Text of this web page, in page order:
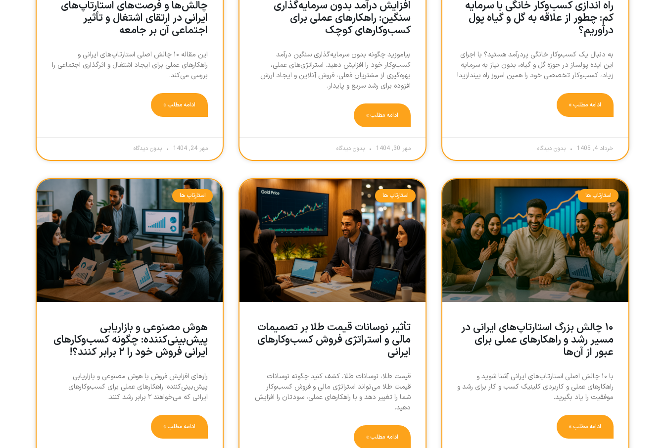
راه اندازی کسب‌وکار خانگی با سرمایه
کم: چطور از علاقه به گل و گیاه پول
درآوریم؟
به دنبال یک کسب‌وکار خانگی پردرآمد هستید؟ با اجرای
این ایده پولساز در حوزه گل و گیاه، بدون نیاز به سرمایه
زیاد، کسب‌وکار تخصصی خود را همین امروز راه بیندازید!
ادامه مطلب »
خرداد 4, 1405 بدون دیدگاه
افزایش درآمد بدون سرمایه‌گذاری
سنگین: راهکارهای عملی برای
کسب‌وکارهای کوچک
بیاموزید چگونه بدون سرمایه‌گذاری سنگین درآمد
کسب‌وکار خود را افزایش دهید. استراتژی‌های عملی،
بهره‌گیری از مشتریان فعلی، فروش آنلاین و ایجاد ارزش
افزوده برای رشد سریع و پایدار.
ادامه مطلب »
مهر 30, 1404 بدون دیدگاه
چالش‌ها و فرصت‌های استارتاپ‌های
ایرانی در ارتقای اشتغال و تأثیر
اجتماعی آن بر جامعه
این مقاله ۱۰ چالش اصلی استارتاپ‌های ایرانی و
راهکارهای عملی برای ایجاد اشتغال و اثرگذاری اجتماعی را
بررسی می‌کند.
ادامه مطلب »
مهر 24, 1404 بدون دیدگاه
استارتاپ ها
۱۰ چالش بزرگ استارتاپ‌های ایرانی در
مسیر رشد و راهکارهای عملی برای
عبور از آن‌ها
با ۱۰ چالش اصلی استارتاپ‌های ایرانی آشنا شوید و
راهکارهای عملی و کاربردی کلینیک کسب و کار برای رشد و
موفقیت را یاد بگیرید.
ادامه مطلب »
استارتاپ ها
تأثیر نوسانات قیمت طلا بر تصمیمات
مالی و استراتژی فروش کسب‌وکارهای
ایرانی
قیمت طلا، نوسانات طلا، کشف کنید چگونه نوسانات
قیمت طلا می‌تواند استراتژی مالی و فروش کسب‌وکار
شما را تغییر دهد و با راهکارهای عملی، سودتان را افزایش
دهید.
ادامه مطلب »
استارتاپ ها
هوش مصنوعی و بازاریابی
پیش‌بینی‌کننده: چگونه کسب‌وکارهای
ایرانی فروش خود را ۲ برابر کنند؟!
رازهای افزایش فروش با هوش مصنوعی و بازاریابی
پیش‌بینی‌کننده؛ راهکارهای عملی برای کسب‌وکارهای
ایرانی که می‌خواهند ۲ برابر رشد کنند.
ادامه مطلب »